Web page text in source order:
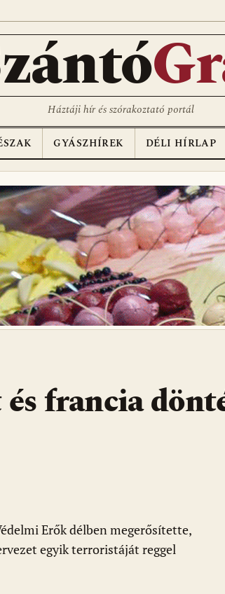
Háztáji hír és szórakoztató portál
GYÁSZHÍREK DÉLI HÍRLAP
francia
Erők délben megerősítette,
egyik terroristáját reggel